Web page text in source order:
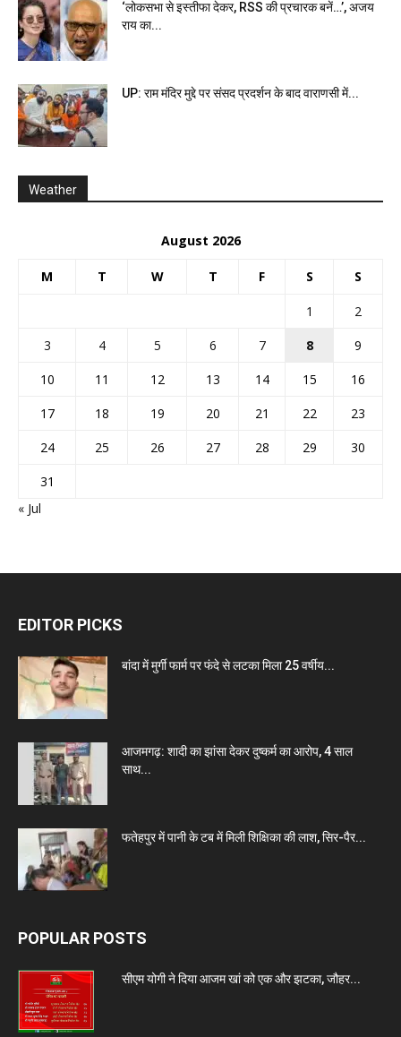
‘लोकसभा से इस्तीफा देकर, RSS की प्रचारक बनें…’, अजय
राय का...
UP: राम मंदिर मुद्दे पर संसद प्रदर्शन के बाद वाराणसी में...
Weather
August 2026
M T W T F S S
1
2
3
4 5 6 7 8
9
10
11 12 13 14 15
16
17
18 19 20 21 22
23
24
25 26 27 28 29
30
31
« Jul
EDITOR PICKS
बांदा में मुर्गी फार्म पर फंदे से लटका मिला 25 वर्षीय...
आजमगढ़: शादी का झांसा देकर दुष्कर्म का आरोप, 4 साल
साथ...
फतेहपुर में पानी के टब में मिली शिक्षिका की लाश, सिर-पैर...
POPULAR POSTS
सीएम योगी ने दिया आजम खां को एक और झटका, जौहर...